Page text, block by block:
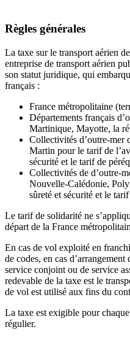
Règles générales
La taxe sur le transport aérien
entreprise de transport aérien
son statut juridique, qui
français :
France métropolitaine
Départements français
Martinique, Mayotte, la
Collectivités d’outre-mer
Martin pour le tarif de
sécurité et le tarif de
Collectivités de d’outre-
Nouvelle-Calédonie,
sûreté et sécurité et le
Le tarif de solidarité ne
départ de la France
En cas de vol exploité en
de codes, en cas
service conjoint ou de service
redevable de la taxe est le
de vol est utilisé aux fins du
La taxe est exigible pour
régulier.